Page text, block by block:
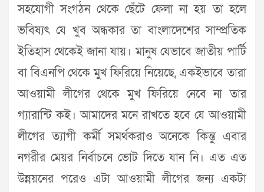
সহযোগী সংগঠন থেকে ছেঁটে ফেলা না হয় তা হলে
ভবিষ্যৎ যে খুব অন্ধকার তা বাংলাদেশের সাম্প্রতিক
ইতিহাস থেকেই জানা যায়। মানুষ যেভাবে জাতীয় পার্টি
বা বিএনপি থেকে মুখ ফিরিয়ে নিয়েছে, একইভাবে তারা
আওয়ামী লীগের থেকে মুখ ফিরিয়ে নেবে না তার
গ্যারান্টি কই। আমাদের মনে রাখতে হবে যে আওয়ামী
লীগের ত্যাগী কর্মী সমর্থকরাও অনেকে কিন্তু এবার
নগরীর মেয়র নির্বাচনে ভোট দিতে যান নি। এত এত
উন্নয়নের পরেও এটা আওয়ামী লীগের জন্য একটা